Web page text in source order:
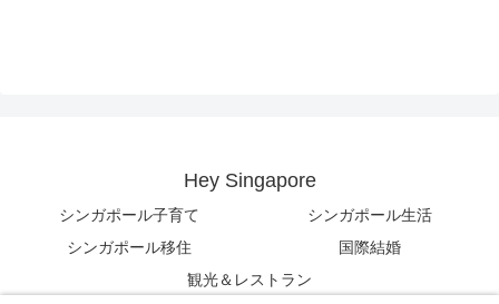
Hey Singapore
シンガポール子育て
シンガポール生活
シンガポール移住
国際結婚
観光＆レストラン